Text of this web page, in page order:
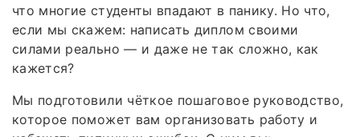
что многие студенты впадают в панику. Но что,
если мы скажем: написать диплом своими
силами реально — и даже не так сложно, как
кажется?
Мы подготовили чёткое пошаговое руководство,
которое поможет вам организовать работу и